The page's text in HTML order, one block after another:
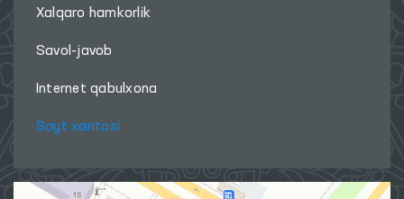
Xalqaro hamkorlik
Savol-javob
Internet qabulxona
Sayt xaritasi